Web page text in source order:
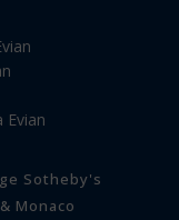
Evian
Sotheby's
Monaco